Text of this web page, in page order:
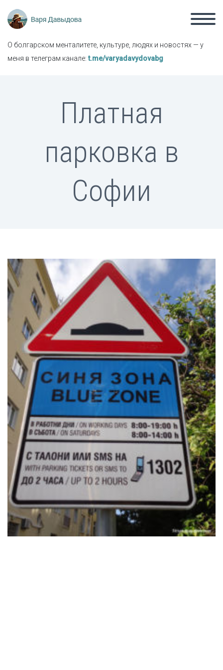
О болгарском менталитете, культуре, людях и новостях — у
меня в телеграм канале:t.me/varyadavydovabg
Платная
парковка в
Софии